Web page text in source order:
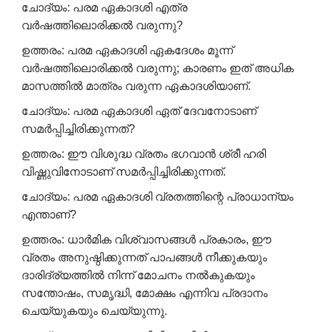
ചോദ്യം: പരമ ഏകാദശി എത്ര
വർഷത്തിലൊരിക്കൽ വരുന്നു?
ഉത്തരം: പരമ ഏകാദശി ഏകദേശം മൂന്ന്
വർഷത്തിലൊരിക്കൽ വരുന്നു; കാരണം ഇത് അധിക
മാസത്തിൽ മാത്രം വരുന്ന ഏകാദശിയാണ്.
ചോദ്യം: പരമ ഏകാദശി ഏത് ദേവനോടാണ്
സമർപ്പിച്ചിരിക്കുന്നത്?
ഉത്തരം: ഈ വിശുദ്ധ വ്രതം ഭഗവാൻ ശ്രീ ഹരി
വിഷ്ണുവിനോടാണ് സമർപ്പിച്ചിരിക്കുന്നത്.
ചോദ്യം: പരമ ഏകാദശി വ്രതത്തിന്റെ പ്രാധാന്യം
എന്താണ്?
ഉത്തരം: ധാർമിക വിശ്വാസങ്ങൾ പ്രകാരം, ഈ
വ്രതം അനുഷ്ഠിക്കുന്നത് പാപങ്ങൾ നീക്കുകയും
ദാരിദ്ര്യത്തിൽ നിന്ന് മോചനം നൽകുകയും
സന്തോഷം, സമൃദ്ധി, മോക്ഷം എന്നിവ പ്രദാനം
ചെയ്യുകയും ചെയ്യുന്നു.